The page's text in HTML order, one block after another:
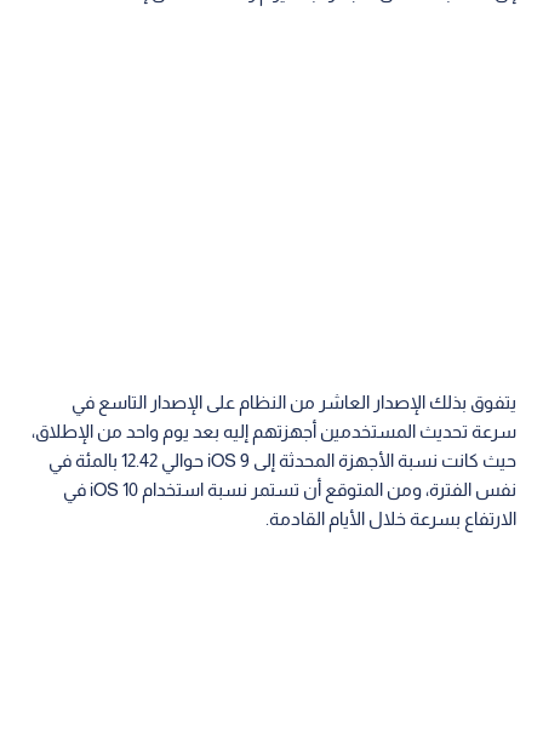
يتفوق بذلك الإصدار العاشر من النظام على الإصدار التاسع في
سرعة تحديث المستخدمين أجهزتهم إليه بعد يوم واحد من الإطلاق،
حيث كانت نسبة الأجهزة المحدثة إلى iOS 9 حوالي 12.42 بالمئة في
نفس الفترة، ومن المتوقع أن تستمر نسبة استخدام iOS 10 في
الارتفاع بسرعة خلال الأيام القادمة.